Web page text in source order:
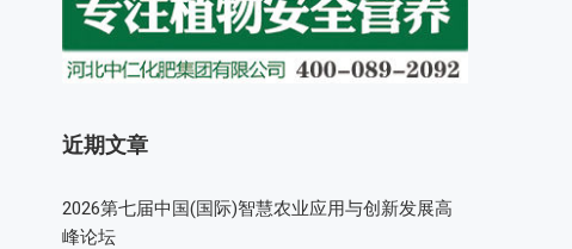
近期文章
2026第七届中国(国际)智慧农业应用与创新发展高
峰论坛